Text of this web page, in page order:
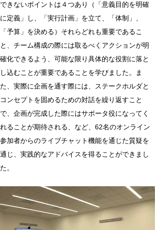
できないポイントは４つあり（「意義目的を明確
に定義」し、「実行計画」を立て、「体制」、
「予算」を決める）それらどれも重要であるこ
と、チーム構成の際には取るべくアクションが明
確化できるよう、可能な限り具体的な役割に落と
し込むことが重要であることを学びました。ま
た、実際に企画を通す際には、ステークホルダと
コンセプトを固めるための対話を繰り返すこと
で、企画が完成した際にはサポータ役になってく
れることが期待される、など、62名のオンライン
参加者からのライブチャット機能を通じた質疑を
通じ、実践的なアドバイスを得ることができまし
た。